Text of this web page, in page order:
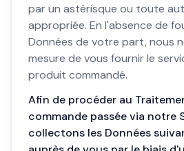
par un astérisque ou toute
appropriée. En l'absence de
Données de votre part, nous
mesure de vous fournir le
produit commandé.
Afin de procéder au
commande passée via notre
collectons les Données